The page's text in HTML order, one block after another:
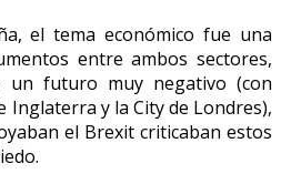
el tema económico fue una
entre ambos sectores,
un futuro muy negativo (con
Inglaterra y la City de Londres),
el Brexit criticaban estos